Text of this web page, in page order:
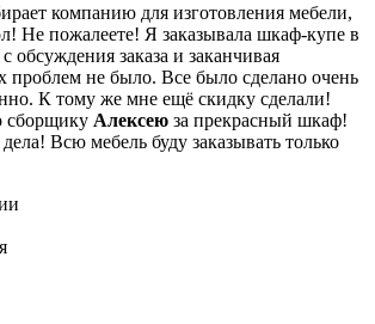
компанию для изготовления мебели,
Не пожалеете! Я заказывала шкаф-купе в
обсуждения заказа и заканчивая
проблем не было. Все было сделано очень
К тому же мне ещё скидку сделали!
сборщику Алексею за прекрасный шкаф!
Всю мебель буду заказывать только